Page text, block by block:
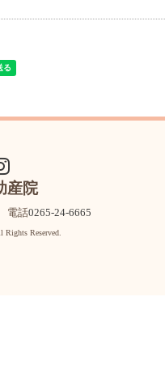
産院
電話0265-24-6665
Rights Reserved.